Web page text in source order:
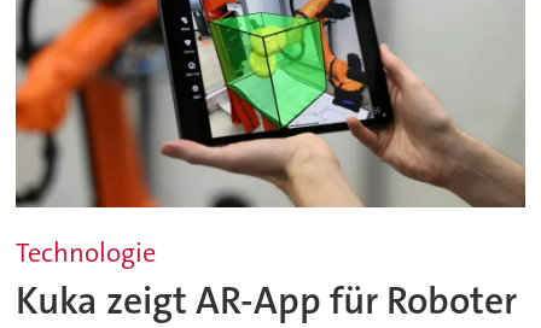
Technologie
Kuka zeigt AR-App für Roboter